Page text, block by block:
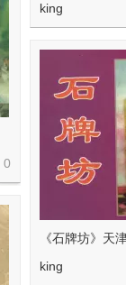
king
0
《石牌坊》天
king